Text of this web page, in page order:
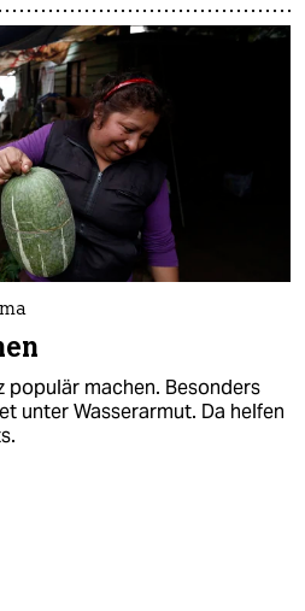
populär machen. Besonders
unter Wasserarmut. Da helfen